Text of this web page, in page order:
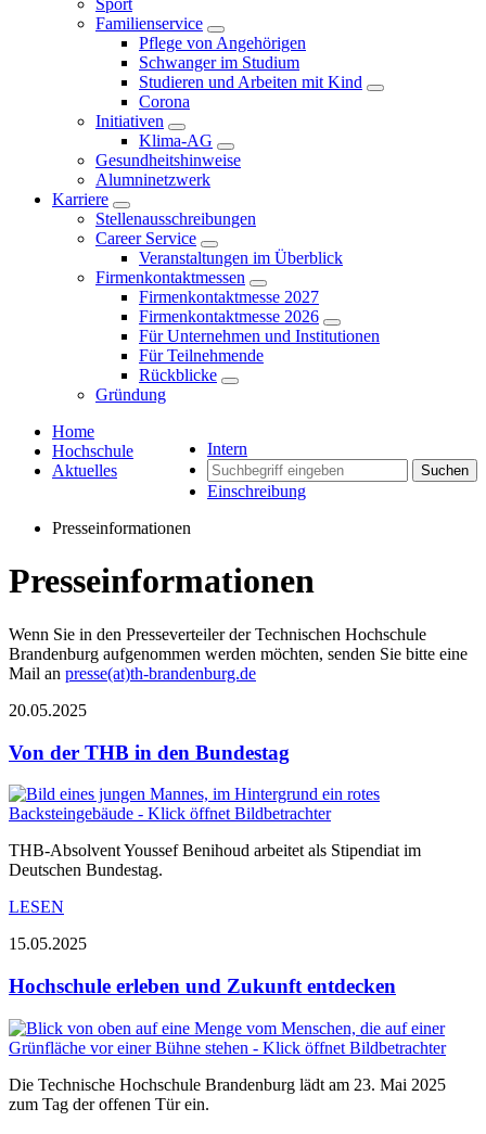
Sport
Familienservice
Pflege von Angehörigen
Schwanger im Studium
Studieren und Arbeiten mit Kind
Corona
Initiativen
Klima-AG
Gesundheitshinweise
Alumninetzwerk
Karriere
Stellenausschreibungen
Career Service
Veranstaltungen im Überblick
Firmenkontaktmessen
Firmenkontaktmesse 2027
Firmenkontaktmesse 2026
Für Unternehmen und Institutionen
Für Teilnehmende
Rückblicke
Gründung
Intern
Suchen
Einschreibung
Home
Hochschule
Aktuelles
Presseinformationen
Presseinformationen
Wenn Sie in den Presseverteiler der Technischen Hochschule
Brandenburg aufgenommen werden möchten, senden Sie bitte eine
Mail an presse(at)th-brandenburg.de
20.05.2025
Von der THB in den Bundestag
THB-Absolvent Youssef Benihoud arbeitet als Stipendiat im
Deutschen Bundestag.
LESEN
15.05.2025
Hochschule erleben und Zukunft entdecken
Die Technische Hochschule Brandenburg lädt am 23. Mai 2025
zum Tag der offenen Tür ein.